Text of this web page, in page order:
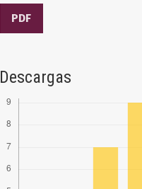
PDF
Descargas